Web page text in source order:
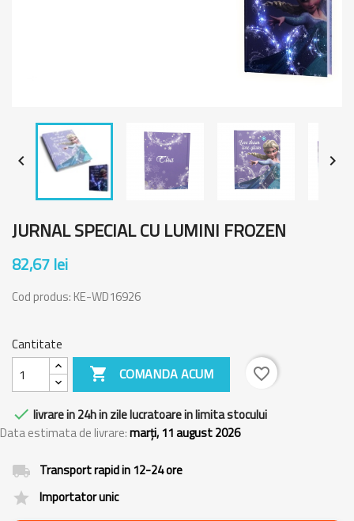
 
JURNAL SPECIAL CU LUMINI FROZEN
82,67 lei
Cod produs: KE-WD16926
Cantitate
 COMANDA ACUM favorite_border
 livrare in 24h in zile lucratoare in limita stocului
Data estimata de livrare:marți, 11 august 2026
local_shipping Transport rapid in 12-24 ore
grade Importator unic